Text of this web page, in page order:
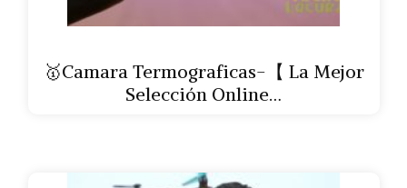
🥇Camara Termograficas-【 La Mejor
Selección Online…